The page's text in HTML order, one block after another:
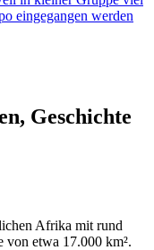
eingegangen werden
Geschichte
Afrika mit rund
etwa 17.000 km².